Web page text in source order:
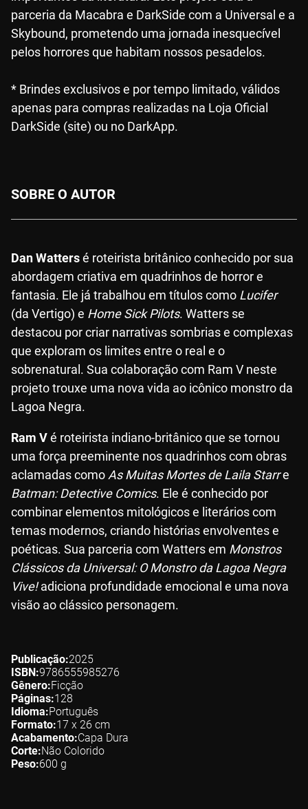
parceria da Macabra e DarkSide com a Universal e a
Skybound, prometendo uma jornada inesquecível
pelos horrores que habitam nossos pesadelos.
* Brindes exclusivos e por tempo limitado, válidos
apenas para compras realizadas na Loja Oficial
DarkSide (site) ou no DarkApp.
SOBRE O AUTOR
Dan Wattersé roteirista britânico conhecido por sua
abordagem criativa em quadrinhos de horror e
fantasia. Ele já trabalhou em títulos como Lucifer
(da Vertigo) e Home Sick Pilots. Watters se
destacou por criar narrativas sombrias e complexas
que exploram os limites entre o real e o
sobrenatural. Sua colaboração com Ram V neste
projeto trouxe uma nova vida ao icônico monstro da
Lagoa Negra.
Ram Vé roteirista indiano-britânico que se tornou
uma força preeminente nos quadrinhos com obras
aclamadas como As Muitas Mortes de Laila Starre
Batman: Detective Comics. Ele é conhecido por
combinar elementos mitológicos e literários com
temas modernos, criando histórias envolventes e
poéticas. Sua parceria com Watters em Monstros
Clássicos da Universal: O Monstro da Lagoa Negra
Vive!adiciona profundidade emocional e uma nova
visão ao clássico personagem.
Publicação 2025
ISBN 9786555985276
Gênero Ficção
Páginas 128
Idioma Português
Formato 17 x 26 cm
Acabamento Capa Dura
Corte Não Colorido
Peso 600 g